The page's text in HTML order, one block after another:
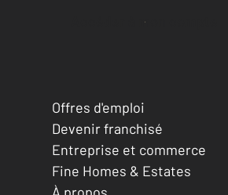
Accéder à mon compte
Offres d'emploi
Devenir franchisé
Entreprise et commerce
Fine Homes & Estates
À propos